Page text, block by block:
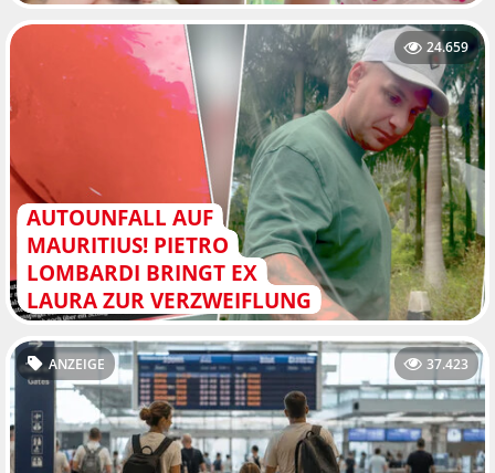
AUTOUNFALL AUF
MAURITIUS! PIETRO
LOMBARDI BRINGT EX
LAURA ZUR VERZWEIFLUNG
24.659
ANZEIGE 37.423